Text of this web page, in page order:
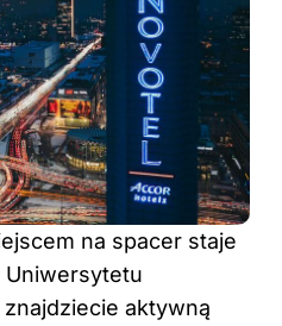
na spacer staje
Uniwersytetu
aktywną